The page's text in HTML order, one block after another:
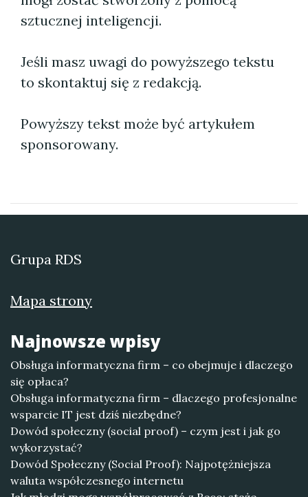
sztucznej inteligencji.
Jeśli masz uwagi do powyższego tekstu
to skontaktuj się z redakcją.
Powyższy tekst może być artykułem
sponsorowany.
Grupa RDS
Mapa strony
Najnowsze wpisy
Obsługa informatyczna firm – co obejmuje i dlaczego
się opłaca?
Obsługa informatyczna firm – dlaczego profesjonalne
wsparcie IT jest dziś niezbędne?
Dowód społeczny (social proof) – czym jest i jak go
wykorzystać?
Dowód Społeczny (Social Proof): Najpotężniejsza
waluta współczesnego internetu